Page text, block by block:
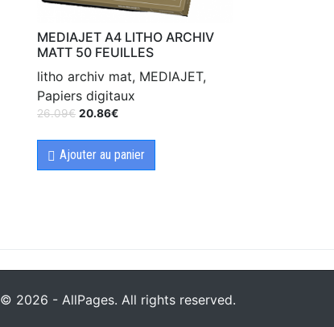
MEDIAJET A4 LITHO ARCHIV
MATT 50 FEUILLES
litho archiv mat, MEDIAJET,
Papiers digitaux
26.09€ 20.86€
Ajouter au panier
© 2026 - AllPages. All rights reserved.